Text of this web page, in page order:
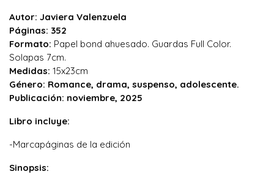
Autor: Javiera Valenzuela
Páginas: 352
Formato: Papel bond ahuesado. Guardas Full Color.
Solapas 7cm.
Medidas: 15x23cm
Género: Romance, drama, suspenso, adolescente.
Publicación: noviembre, 2025
Libro incluye:
-Marcapáginas de la edición
Sinopsis: